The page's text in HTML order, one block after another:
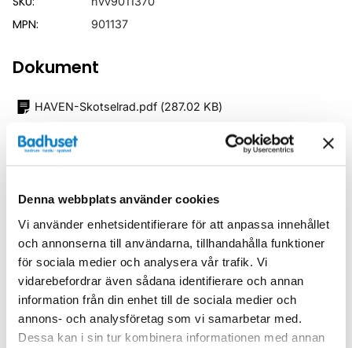
Denna webbplats använder cookies
Vi använder enhetsidentifierare för att anpassa innehållet
och annonserna till användarna, tillhandahålla funktioner
för sociala medier och analysera vår trafik. Vi
vidarebefordrar även sådana identifierare och annan
information från din enhet till de sociala medier och
annons- och analysföretag som vi samarbetar med.
Dessa kan i sin tur kombinera informationen med annan
MPN: 901137
Dokument
HAVEN-Skotselrad.pdf (287.02 KB)
Relaterade kategorier
Badrumsmöbler /Spegelskåp
Badrumsmöbler
Liknande produkter